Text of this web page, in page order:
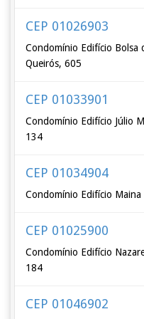
CEP 01026903
Condomínio Edifício Bolsa
Queirós, 605
CEP 01033901
Condomínio Edifício Júlio
134
CEP 01034904
Condomínio Edifício
CEP 01025900
Condomínio Edifício
184
CEP 01046902